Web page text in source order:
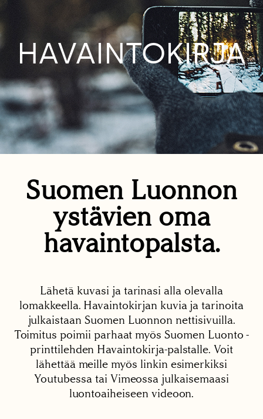
HAVAINTOKIRJA
Suomen Luonnon
ystävien oma
havaintopalsta.
Lähetä kuvasi ja tarinasi alla olevalla
lomakkeella. Havaintokirjan kuvia ja tarinoita
julkaistaan Suomen Luonnon nettisivuilla.
Toimitus poimii parhaat myös Suomen Luonto -
printtilehden Havaintokirja-palstalle. Voit
lähettää meille myös linkin esimerkiksi
Youtubessa tai Vimeossa julkaisemaasi
luontoaiheiseen videoon.